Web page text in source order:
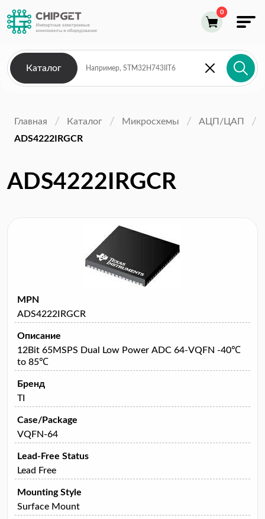
Каталог
Главная Каталог Микросхемы
АЦП/ЦАП
ADS4222IRGCR
ADS4222IRGCR
MPN
ADS4222IRGCR
Описание
12Bit 65MSPS Dual Low Power ADC 64-VQFN -40℃
to 85℃
Бренд
TI
Case/Package
VQFN-64
Lead-Free Status
Lead Free
Mounting Style
Surface Mount